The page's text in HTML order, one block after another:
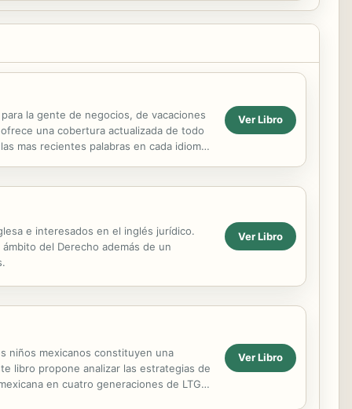
la gente de negocios, de vacaciones
una cobertura actualizada de todo
mas recientes palabras en cada idioma,
Ver Libro
e interesados en el inglés jurídico.
del Derecho además de un
Ver Libro
niños mexicanos constituyen una
libro propone analizar las estrategias de
en cuatro generaciones de LTG
Ver Libro